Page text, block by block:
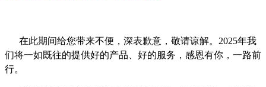
在此期间给您带来不便，深表歉意，敬请谅解。2025年我
们将一如既往的提供好的产品、好的服务，感恩有你，一路前
行。